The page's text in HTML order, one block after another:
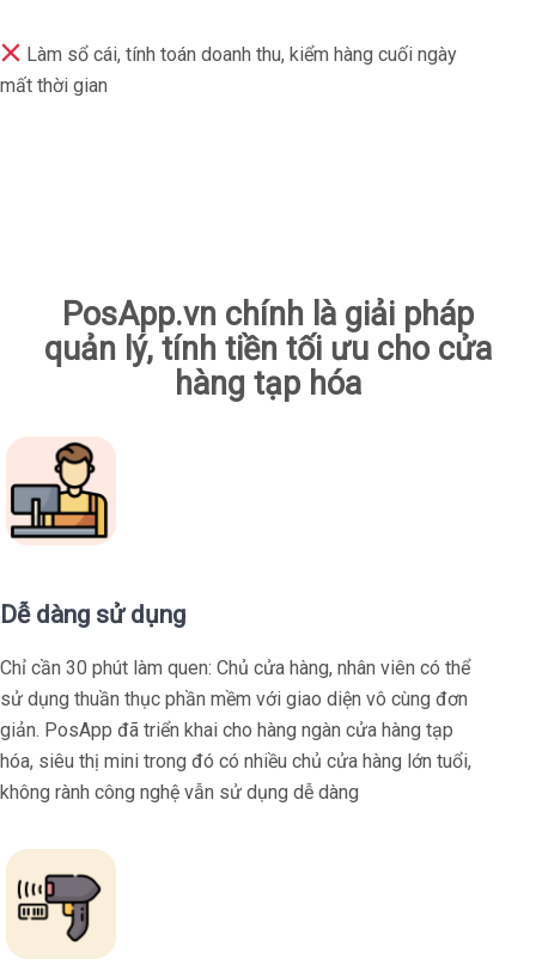
Làm sổ cái, tính toán doanh thu, kiểm hàng cuối ngày
mất thời gian
PosApp.vn chính là giải pháp
quản lý, tính tiền tối ưu cho cửa
hàng tạp hóa
Dễ dàng sử dụng
Chỉ cần 30 phút làm quen: Chủ cửa hàng, nhân viên có thể
sử dụng thuần thục phần mềm với giao diện vô cùng đơn
giản. PosApp đã triển khai cho hàng ngàn cửa hàng tạp
hóa, siêu thị mini trong đó có nhiều chủ cửa hàng lớn tuổi,
không rành công nghệ vẫn sử dụng dễ dàng